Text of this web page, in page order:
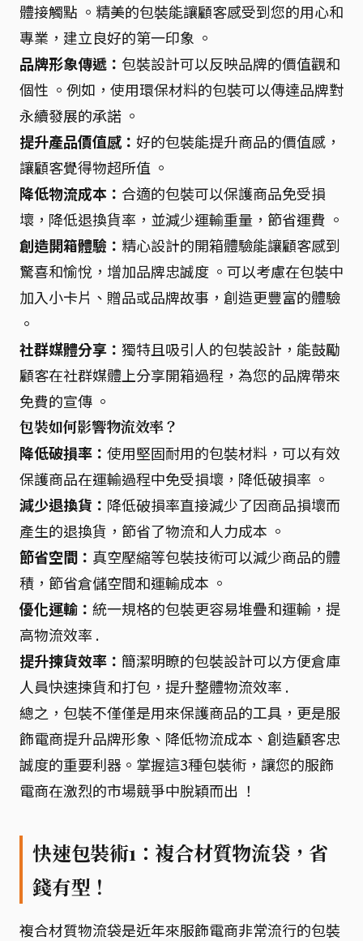
體接觸點 。精美的包裝能讓顧客感受到您的用心和
專業，建立良好的第一印象 。
品牌形象傳遞： 包裝設計可以反映品牌的價值觀和
個性 。例如，使用環保材料的包裝可以傳達品牌對
永續發展的承諾 。
提升產品價值感： 好的包裝能提升商品的價值感，
讓顧客覺得物超所值 。
降低物流成本： 合適的包裝可以保護商品免受損
壞，降低退換貨率，並減少運輸重量，節省運費 。
創造開箱體驗： 精心設計的開箱體驗能讓顧客感到
驚喜和愉悅，增加品牌忠誠度 。可以考慮在包裝中
加入小卡片、贈品或品牌故事，創造更豐富的體驗
。
社群媒體分享： 獨特且吸引人的包裝設計，能鼓勵
顧客在社群媒體上分享開箱過程，為您的品牌帶來
免費的宣傳 。
包裝如何影響物流效率？
降低破損率： 使用堅固耐用的包裝材料，可以有效
保護商品在運輸過程中免受損壞，降低破損率 。
減少退換貨： 降低破損率直接減少了因商品損壞而
產生的退換貨，節省了物流和人力成本 。
節省空間： 真空壓縮等包裝技術可以減少商品的體
積，節省倉儲空間和運輸成本 。
優化運輸： 統一規格的包裝更容易堆疊和運輸，提
高物流效率 .
提升揀貨效率： 簡潔明瞭的包裝設計可以方便倉庫
人員快速揀貨和打包，提升整體物流效率 .
總之，包裝不僅僅是用來保護商品的工具，更是服
飾電商提升品牌形象、降低物流成本、創造顧客忠
誠度的重要利器。掌握這3種包裝術，讓您的服飾
電商在激烈的市場競爭中脫穎而出 ！
快速包裝術1：複合材質物流袋，省
錢有型！
複合材質物流袋是近年來服飾電商非常流行的包裝